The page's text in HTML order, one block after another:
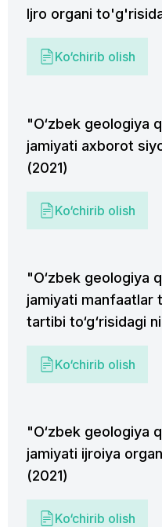
Ijro organi
Ko‘chirib olish
"O‘zbek geologiya
jamiyati axborot
(2021)
Ko‘chirib olish
"O‘zbek geologiya
jamiyati manfaatlar
tartibi to‘g‘risidagi
Ko‘chirib olish
"O‘zbek geologiya
jamiyati ijroiya
(2021)
Ko‘chirib olish